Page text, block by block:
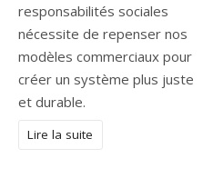
responsabilités sociales
nécessite de repenser nos
modèles commerciaux pour
créer un système plus juste
et durable.
Lire la suite